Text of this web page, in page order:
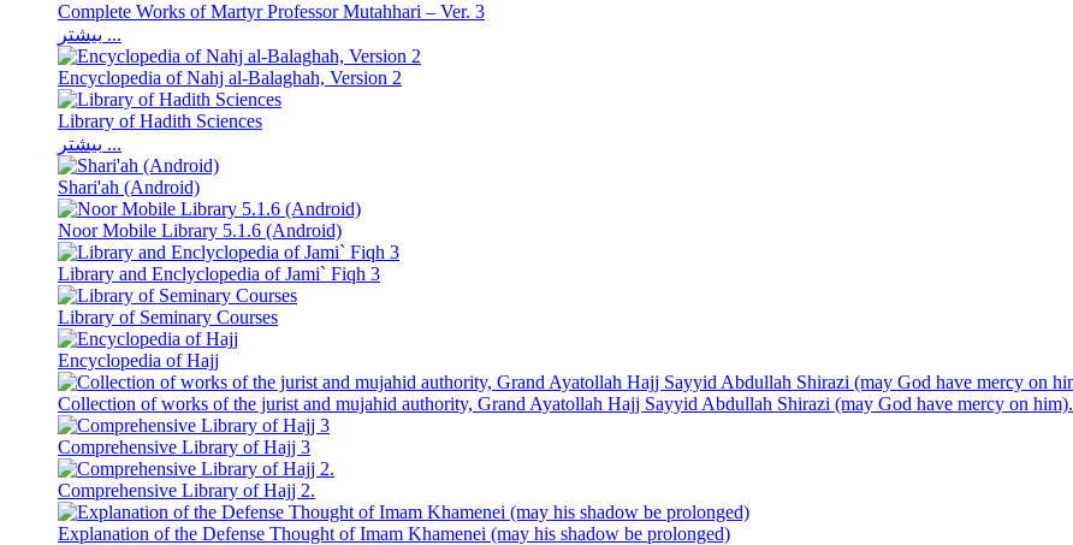
Complete Works of Martyr Professor Mutahhari – Ver. 3
بیشتر ...
Encyclopedia of Nahj al-Balaghah, Version 2
Library of Hadith Sciences
بیشتر ...
Shari'ah (Android)
Noor Mobile Library 5.1.6 (Android)
Library and Enclyclopedia of Jami` Fiqh 3
Library of Seminary Courses
Encyclopedia of Hajj
Collection of works of the jurist and mujahid authority, Grand Ayatollah Hajj Sayyid Abdullah Shirazi (may God have mercy on him).
Comprehensive Library of Hajj 3
Comprehensive Library of Hajj 2.
Explanation of the Defense Thought of Imam Khamenei (may his shadow be prolonged)